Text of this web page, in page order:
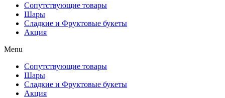
Сопутствующие товары
Шары
Сладкие и Фруктовые букеты
Акция
Menu
Сопутствующие товары
Шары
Сладкие и Фруктовые букеты
Акция